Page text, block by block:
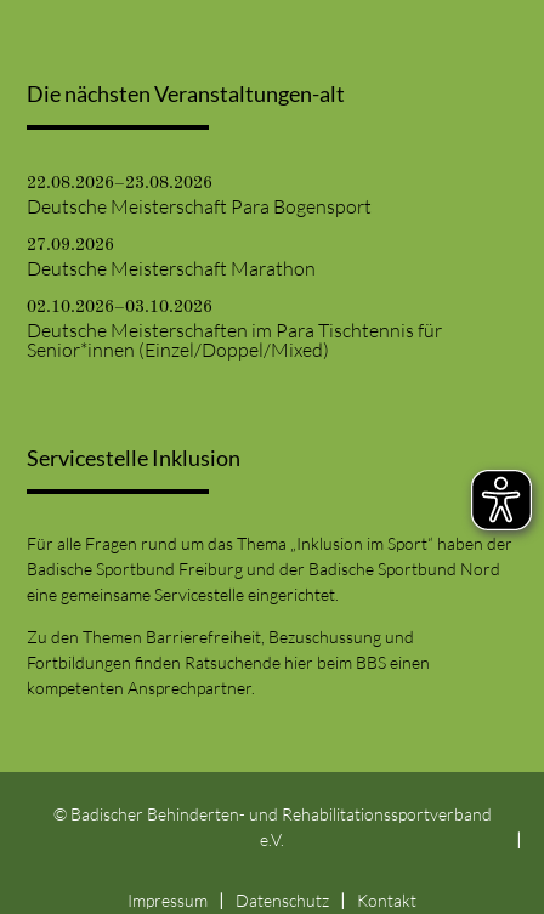
Die nächsten Veranstaltungen-alt
22.08.2026–23.08.2026
Deutsche Meisterschaft Para Bogensport
27.09.2026
Deutsche Meisterschaft Marathon
02.10.2026–03.10.2026
Deutsche Meisterschaften im Para Tischtennis für
Senior*innen (Einzel/Doppel/Mixed)
Servicestelle Inklusion
Für alle Fragen rund um das Thema „Inklusion im Sport“ haben der
Badische Sportbund Freiburg und der Badische Sportbund Nord
eine gemeinsame Servicestelle eingerichtet.
Zu den Themen Barrierefreiheit, Bezuschussung und
Fortbildungen finden Ratsuchende hier beim BBS einen
kompetenten Ansprechpartner.
© Badischer Behinderten- und Rehabilitationssportverband
e.V.
Impressum Datenschutz Kontakt